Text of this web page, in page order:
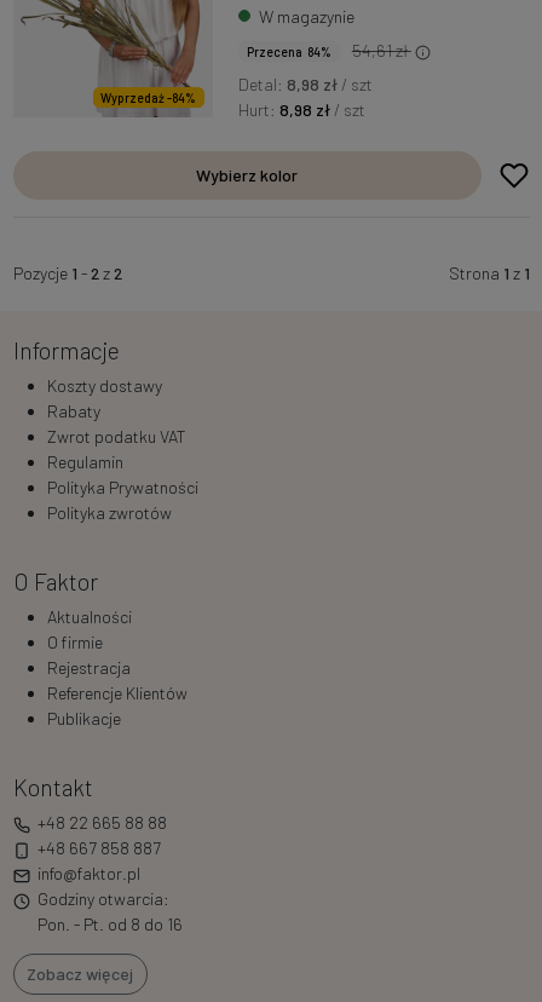
Wyprzedaż -84%
W magazynie
Przecena 84%
54,61 zł
Detal: 8,98 zł / szt
Hurt:8,98 zł / szt
Wybierz kolor
Pozycje 1 -2 z2 Strona 1 z 1
Informacje
Koszty dostawy
Rabaty
Zwrot podatku VAT
Regulamin
Polityka Prywatności
Polityka zwrotów
O Faktor
Aktualności
O firmie
Rejestracja
Referencje Klientów
Publikacje
Kontakt
+48 22 665 88 88
+48 667 858 887
info@faktor.pl
Godziny otwarcia:
Pon. - Pt. od 8 do 16
Zobacz więcej